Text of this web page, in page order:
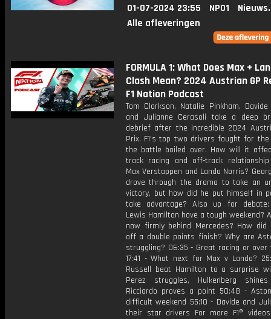
01-07-2024 23:55 NPO1
Alle afleveringen
FORMULA 1: What Does Max +
Clash Mean? 2024 Austrian GP
F1 Nation Podcast
Tom Clarkson, Natalie Pinkham, Davide
and Julianne Cerasoli take a deep
debrief after the incredible 2024
Prix. F1's top two drivers fought for the
the battle boiled over. How will it
track racing and off-track
Max Verstappen and Lando Norris?
drove through the drama to take an
victory, but how did he put himself in
take advantage? Also up for
Lewis Hamilton have a tough weekend?
now firmly behind Mercedes? How did
off a double points finish? Why are
struggling? 06:35 - Great racing or
17:41 - What next for Max v Lando?
Russell beat Hamilton to a surprise
Perez struggles, Hulkenberg
Ricciardo proves a point 50:48 -
difficult weekend 55:10 - Davide and
their star drivers For more F1®